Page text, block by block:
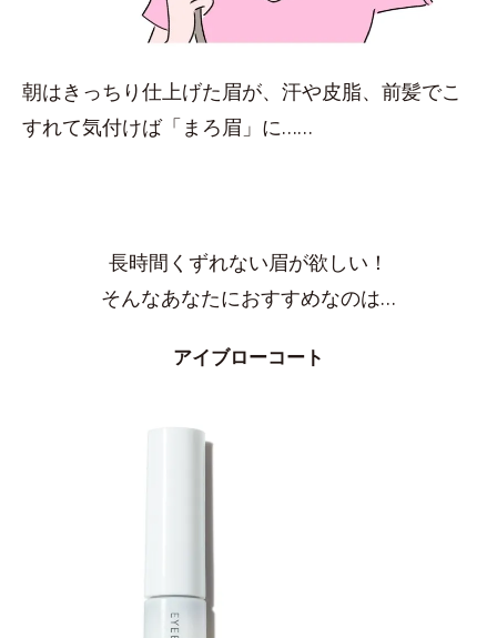
朝はきっちり仕上げた眉が、汗や皮脂、前髪でこ
すれて気付けば「まろ眉」に……
長時間くずれない眉が欲しい！
そんなあなたにおすすめなのは…
アイブローコート